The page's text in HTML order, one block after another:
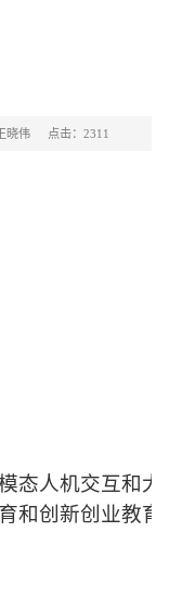
晓伟 点击： 2311
态人机交互和大
和创新创业教育